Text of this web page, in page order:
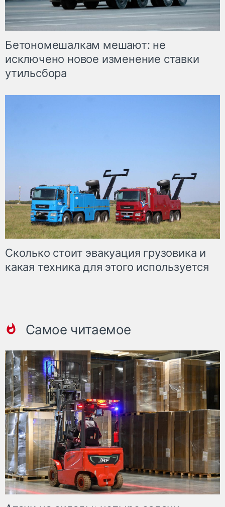
Бетономешалкам мешают: не
исключено новое изменение ставки
утильсбора
Сколько стоит эвакуация грузовика и
какая техника для этого используется
Самое читаемое